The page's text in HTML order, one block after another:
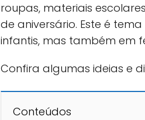
roupas, materiais
de aniversário. Este é
infantis, mas também em
Confira algumas ideias e
Conteúdos